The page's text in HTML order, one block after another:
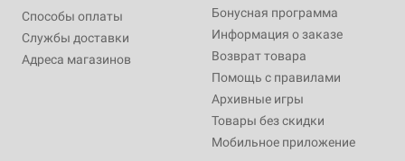
Способы оплаты
Службы доставки
Адреса магазинов
Бонусная программа
Информация о заказе
Возврат товара
Помощь с правилами
Архивные игры
Товары без скидки
Мобильное приложение